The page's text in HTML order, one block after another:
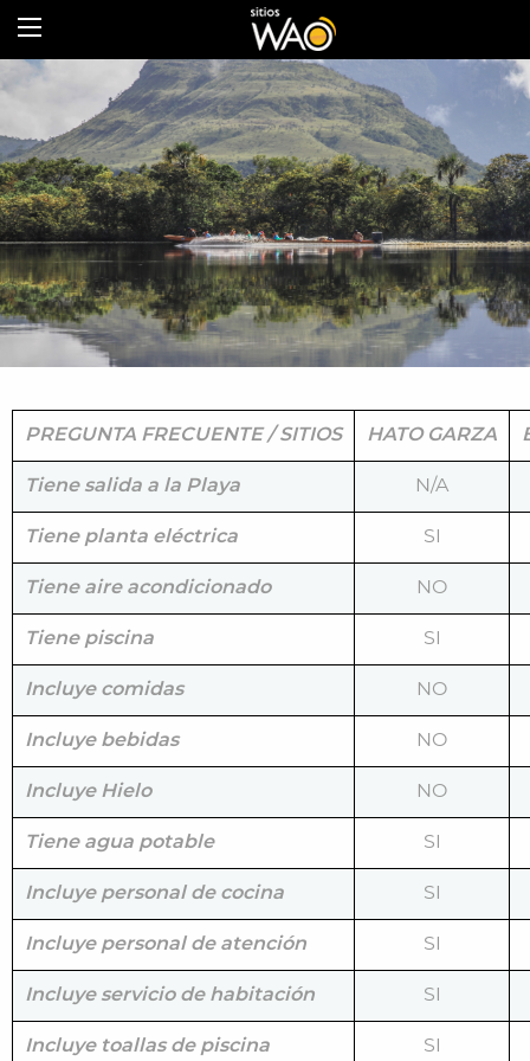
PREGUNTA FRECUENTE / SITIOS HATO GARZA
Tiene salida a la Playa N/A
Tiene planta eléctrica SI
Tiene aire acondicionado NO
Tiene piscina SI
Incluye comidas NO
Incluye bebidas NO
Incluye Hielo NO
Tiene agua potable SI
Incluye personal de cocina SI
Incluye personal de atención SI
Incluye servicio de habitación SI
Incluye toallas de piscina SI